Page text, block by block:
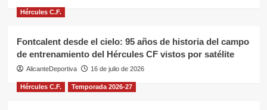
Hércules C.F.
Fontcalent desde el cielo: 95 años de historia del campo
de entrenamiento del Hércules CF vistos por satélite
AlicanteDeportiva 16 de julio de 2026
Hércules C.F. Temporada 2026-27